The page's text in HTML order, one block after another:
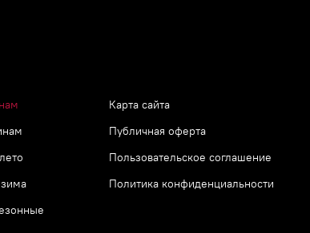
Карта сайта
Публичная оферта
Пользовательское соглашение
Политика конфиденциальности